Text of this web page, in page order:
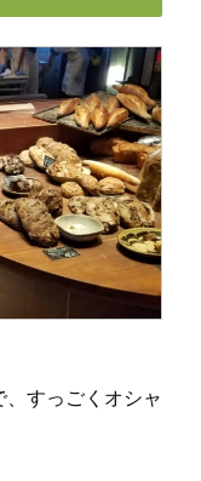
すっごくオシャ